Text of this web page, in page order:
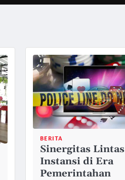
BERITA
Sinergitas Lintas
Instansi di Era
Pemerintahan